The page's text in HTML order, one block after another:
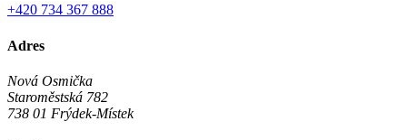
+420 734 367 888
Adres
Nová Osmička
Staroměstská 782
738 01 Frýdek-Místek